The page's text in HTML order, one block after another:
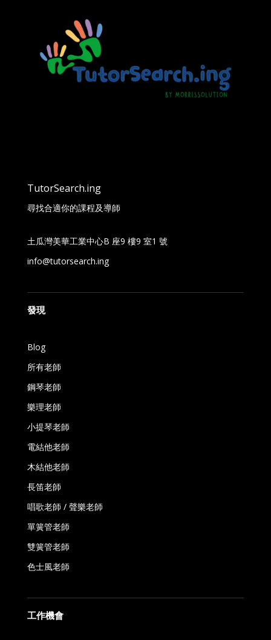
TutorSearch.ing
尋找合適你的課程及導師
土瓜灣美華工業中心B 座9 樓9 室1 號
info@tutorsearch.ing
發現
Blog
所有老師
鋼琴老師
樂理老師
小提琴老師
電結他老師
木結他老師
長笛老師
唱歌老師 / 聲樂老師
單簧管老師
雙簧管老師
色士風老師
工作機會